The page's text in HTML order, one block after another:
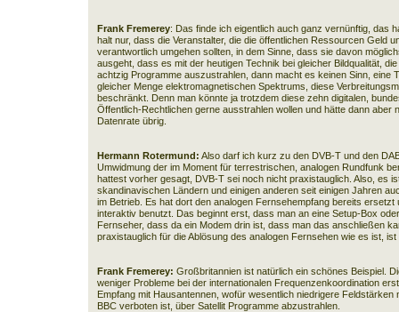
Frank Fremerey: Das finde ich eigentlich auch ganz vernünftig, das
halt nur, dass die Veranstalter, die die öffentlichen Ressourcen Geld
verantwortlich umgehen sollten, in dem Sinne, dass sie davon
ausgeht, dass es mit der heutigen Technik bei gleicher Bildqualität,
achtzig Programme auszustrahlen, dann macht es keinen Sinn, eine
gleicher Menge elektromagnetischen Spektrums, diese
beschränkt. Denn man könnte ja trotzdem diese zehn digitalen,
Öffentlich-Rechtlichen gerne ausstrahlen wollen und hätte dann aber
Datenrate übrig.
Hermann Rotermund: Also darf ich kurz zu den DVB-T und den
Umwidmung der im Moment für terrestrischen, analogen Rundfunk
hattest vorher gesagt, DVB-T sei noch nicht praxistauglich. Also, es
skandinavischen Ländern und einigen anderen seit einigen Jahren
im Betrieb. Es hat dort den analogen Fernsehempfang bereits
interaktiv benutzt. Das beginnt erst, dass man an eine Setup-Box
Fernseher, dass da ein Modem drin ist, dass man das anschließen
praxistauglich für die Ablösung des analogen Fernsehen wie es ist, ist
Frank Fremerey: Großbritannien ist natürlich ein schönes Beispiel.
weniger Probleme bei der internationalen Frequenzenkoordination
Empfang mit Hausantennen, wofür wesentlich niedrigere
BBC verboten ist, über Satellit Programme abzustrahlen.